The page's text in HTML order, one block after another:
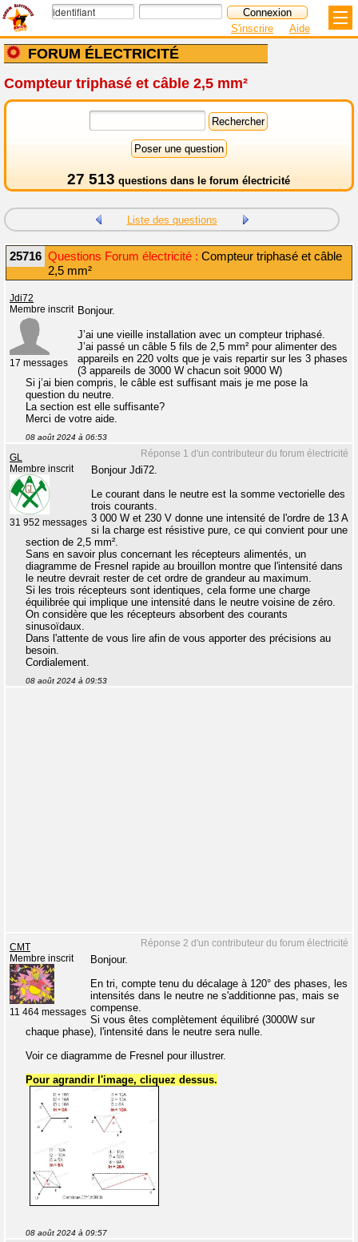
FORUM ÉLECTRICITÉ
S'inscrire Aide
Compteur triphasé et câble 2,5 mm²
27 513 questions dans le forum électricité
Liste des questions
25716 Questions Forum électricité : Compteur triphasé et câble
2,5 mm²
Jdi72
Membre inscrit
17 messages
Bonjour.
J’ai une vieille installation avec un compteur triphasé.
J’ai passé un câble 5 fils de 2,5 mm² pour alimenter des
appareils en 220 volts que je vais repartir sur les 3 phases
(3 appareils de 3000 W chacun soit 9000 W)
Si j’ai bien compris, le câble est suffisant mais je me pose la
question du neutre.
La section est elle suffisante?
Merci de votre aide.
08 août 2024 à 06:53
Réponse 1 d'un contributeur du forum électricité
GL
Membre inscrit
31 952 messages
Bonjour Jdi72.
Le courant dans le neutre est la somme vectorielle des
trois courants.
3 000 W et 230 V donne une intensité de l'ordre de 13 A
si la charge est résistive pure, ce qui convient pour une
section de 2,5 mm².
Sans en savoir plus concernant les récepteurs alimentés, un
diagramme de Fresnel rapide au brouillon montre que l'intensité dans
le neutre devrait rester de cet ordre de grandeur au maximum.
Si les trois récepteurs sont identiques, cela forme une charge
équilibrée qui implique une intensité dans le neutre voisine de zéro.
On considère que les récepteurs absorbent des courants
sinusoïdaux.
Dans l'attente de vous lire afin de vous apporter des précisions au
besoin.
Cordialement.
08 août 2024 à 09:53
Réponse 2 d'un contributeur du forum électricité
CMT
Membre inscrit
11 464 messages
Bonjour.
En tri, compte tenu du décalage à 120° des phases, les
intensités dans le neutre ne s'additionne pas, mais se
compense.
Si vous êtes complètement équilibré (3000W sur
chaque phase), l'intensité dans le neutre sera nulle.
Voir ce diagramme de Fresnel pour illustrer.
Pour agrandir l'image, cliquez dessus.
08 août 2024 à 09:57